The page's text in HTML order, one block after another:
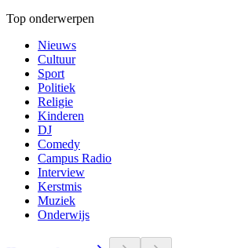
Top onderwerpen
Nieuws
Cultuur
Sport
Politiek
Religie
Kinderen
DJ
Comedy
Campus Radio
Interview
Kerstmis
Muziek
Onderwijs